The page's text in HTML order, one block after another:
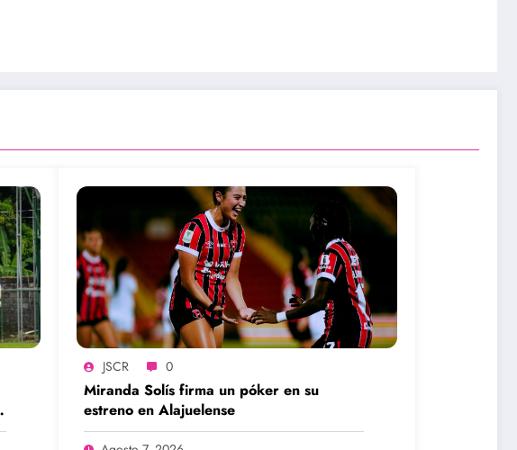
JSCR 0
Miranda Solís firma un póker en su
estreno en Alajuelense